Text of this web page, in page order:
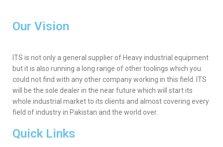
Our Vision
ITS is not only a general supplier of Heavy industrial equipment
but it is also running a long range of other toolings which you
could not find with any other company working in this field. ITS
will be the sole dealer in the near future which will start its
whole industrial market to its clients and almost covering every
field of industry in Pakistan and the world over.
Quick Links